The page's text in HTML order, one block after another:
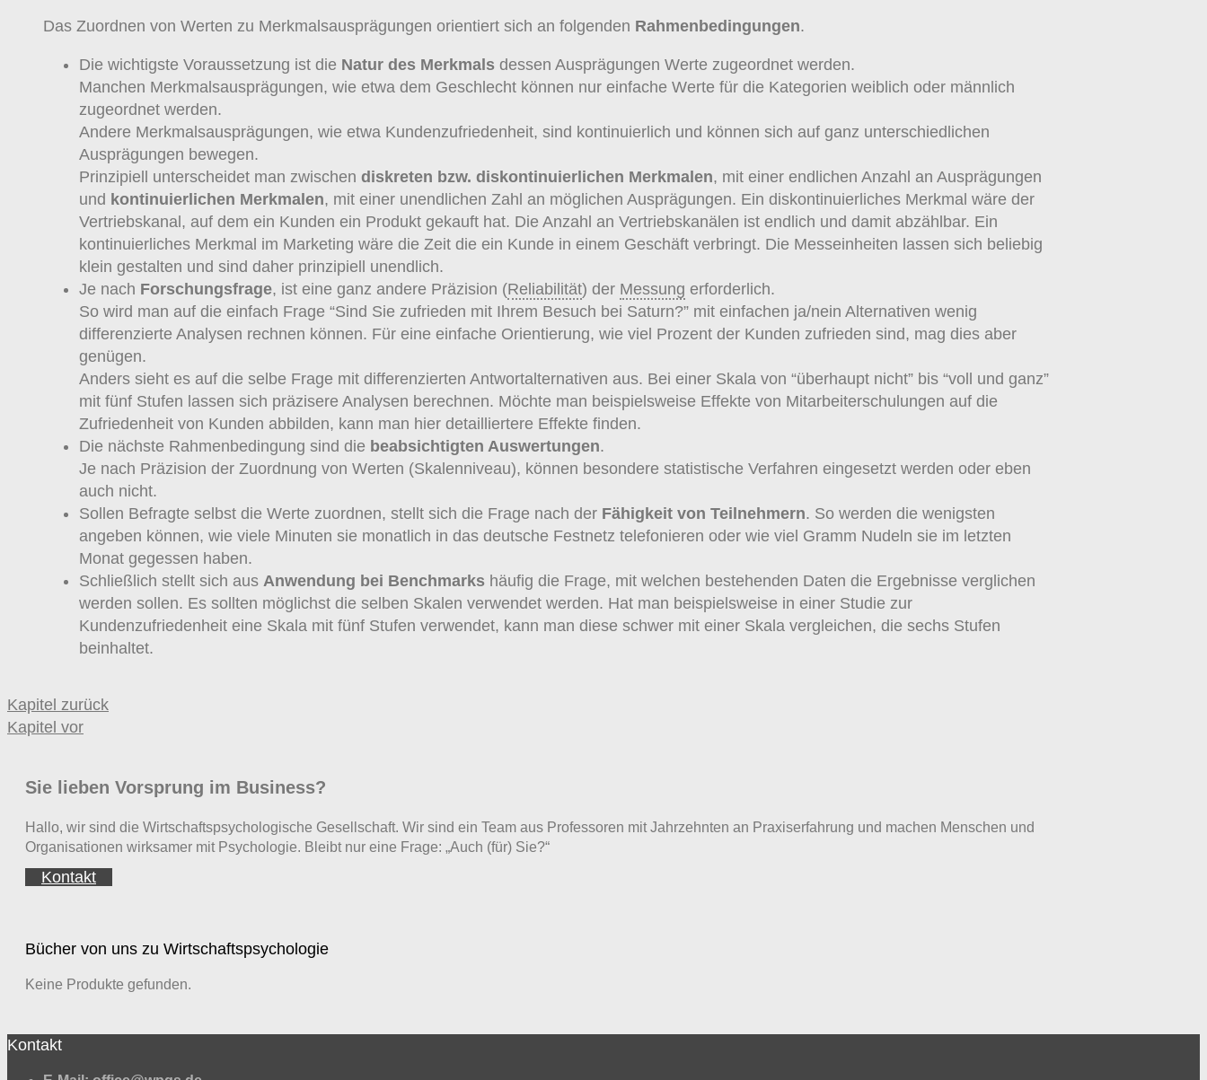
Das Zuordnen von Werten zu Merkmalsausprägungen orientiert sich an folgenden Rahmenbedingungen.
Die wichtigste Voraussetzung ist die Natur des Merkmals dessen Ausprägungen Werte zugeordnet werden.
Manchen Merkmalsausprägungen, wie etwa dem Geschlecht können nur einfache Werte für die Kategorien weiblich oder männlich
zugeordnet werden.
Andere Merkmalsausprägungen, wie etwa Kundenzufriedenheit, sind kontinuierlich und können sich auf ganz unterschiedlichen
Ausprägungen bewegen.
Prinzipiell unterscheidet man zwischen diskreten bzw. diskontinuierlichen Merkmalen, mit einer endlichen Anzahl an Ausprägungen
und kontinuierlichen Merkmalen, mit einer unendlichen Zahl an möglichen Ausprägungen. Ein diskontinuierliches Merkmal wäre der
Vertriebskanal, auf dem ein Kunden ein Produkt gekauft hat. Die Anzahl an Vertriebskanälen ist endlich und damit abzählbar. Ein
kontinuierliches Merkmal im Marketing wäre die Zeit die ein Kunde in einem Geschäft verbringt. Die Messeinheiten lassen sich beliebig
klein gestalten und sind daher prinzipiell unendlich.
Je nach Forschungsfrage, ist eine ganz andere Präzision (Reliabilität) der Messung erforderlich.
So wird man auf die einfach Frage “Sind Sie zufrieden mit Ihrem Besuch bei Saturn?” mit einfachen ja/nein Alternativen wenig
differenzierte Analysen rechnen können. Für eine einfache Orientierung, wie viel Prozent der Kunden zufrieden sind, mag dies aber
genügen.
Anders sieht es auf die selbe Frage mit differenzierten Antwortalternativen aus. Bei einer Skala von “überhaupt nicht” bis “voll und ganz”
mit fünf Stufen lassen sich präzisere Analysen berechnen. Möchte man beispielsweise Effekte von Mitarbeiterschulungen auf die
Zufriedenheit von Kunden abbilden, kann man hier detailliertere Effekte finden.
Die nächste Rahmenbedingung sind die beabsichtigten Auswertungen.
Je nach Präzision der Zuordnung von Werten (Skalenniveau), können besondere statistische Verfahren eingesetzt werden oder eben
auch nicht.
Sollen Befragte selbst die Werte zuordnen, stellt sich die Frage nach der Fähigkeit von Teilnehmern. So werden die wenigsten
angeben können, wie viele Minuten sie monatlich in das deutsche Festnetz telefonieren oder wie viel Gramm Nudeln sie im letzten
Monat gegessen haben.
Schließlich stellt sich aus Anwendung bei Benchmarks häufig die Frage, mit welchen bestehenden Daten die Ergebnisse verglichen
werden sollen. Es sollten möglichst die selben Skalen verwendet werden. Hat man beispielsweise in einer Studie zur
Kundenzufriedenheit eine Skala mit fünf Stufen verwendet, kann man diese schwer mit einer Skala vergleichen, die sechs Stufen
beinhaltet.
Kapitel zurück
Kapitel vor
Sie lieben Vorsprung im Business?
Hallo, wir sind die Wirtschaftspsychologische Gesellschaft. Wir sind ein Team aus Professoren mit Jahrzehnten an Praxiserfahrung und machen Menschen und
Organisationen wirksamer mit Psychologie. Bleibt nur eine Frage: „Auch (für) Sie?“
Kontakt
Bücher von uns zu Wirtschaftspsychologie
Keine Produkte gefunden.
Kontakt